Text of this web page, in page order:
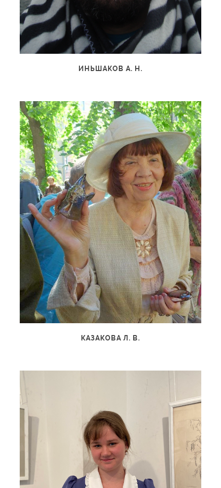
ИНЬШАКОВ А. Н.
КАЗАКОВА Л. В.